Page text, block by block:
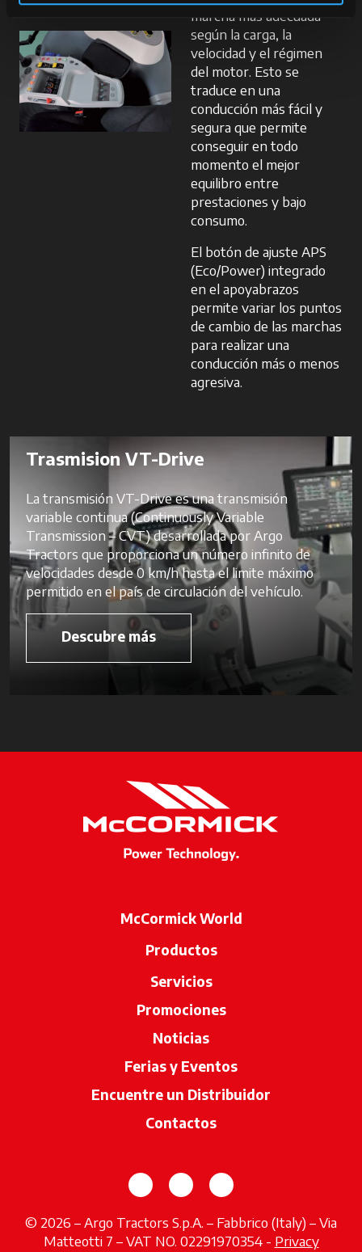
marcha más adecuada
según la carga, la
velocidad y el régimen
del motor. Esto se
traduce en una
conducción más fácil y
segura que permite
conseguir en todo
momento el mejor
equilibro entre
prestaciones y bajo
consumo.
El botón de ajuste APS
(Eco/Power) integrado
en el apoyabrazos
permite variar los puntos
de cambio de las marchas
para realizar una
conducción más o menos
agresiva.
Trasmision VT-Drive
La transmisión VT-Drive es una transmisión
variable continua (Continuously Variable
Transmission – CVT) desarrollada por Argo
Tractors que proporciona un número infinito de
velocidades desde 0 km/h hasta el limite máximo
permitido en el país de circulación del vehículo.
Descubre más
McCormick World
Productos
Servicios
Promociones
Noticias
Ferias y Eventos
Encuentre un Distribuidor
Contactos
se abre en una pestaña nueva
se abre en una pestaña
se abre en una
© 2026 – Argo Tractors S.p.A. – Fabbrico (Italy) – Via
Matteotti 7 – VAT NO. 02291970354 - Privacy